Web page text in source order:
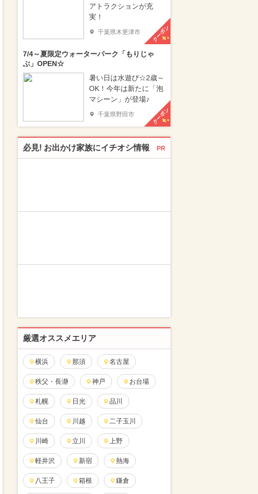
アトラクションが充
実！
千葉県木更津市 クーポン
7/4～夏限定ウォーターパーク「もりじゃ
ぶ」OPEN☆
暑い日は水遊び☆2歳～
OK！今年は新たに「泡
マシーン」が登場♪
千葉県野田市 クーポン
必見! お出かけ家族にイチオシ情報 PR
厳選オススメエリア
横浜 那須 名古屋
秩父・長瀞 神戸 お台場
札幌 日光 品川
仙台 川越 二子玉川
川崎 立川 上野
軽井沢 新宿 熱海
八王子 箱根 鎌倉